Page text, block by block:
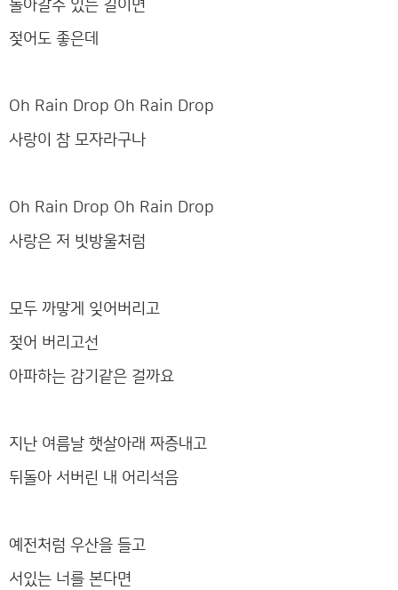
돌아갈수 있는 길이면
젖어도 좋은데
Oh Rain Drop Oh Rain Drop
사랑이 참 모자라구나
Oh Rain Drop Oh Rain Drop
사랑은 저 빗방울처럼
모두 까맣게 잊어버리고
젖어 버리고선
아파하는 감기같은 걸까요
지난 여름날 햇살아래 짜증내고
뒤돌아 서버린 내 어리석음
예전처럼 우산을 들고
서있는 너를 본다면